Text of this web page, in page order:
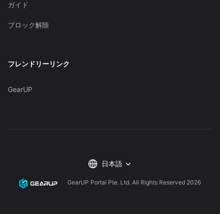
ガイド
ブロック解除
フレンドリーリンク
GearUP
GearUP Portal Pte. Ltd. All Rights Reserved 2026
日本語